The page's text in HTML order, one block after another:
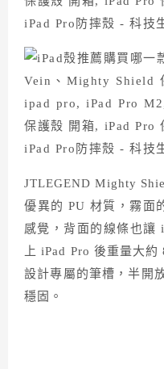
JTLEGEND Mighty
優異的 PU 材質，霧面
感覺，背面的線條也讓
上 iPad Pro 後重量大
設計專屬的筆槽，半開
穩固。